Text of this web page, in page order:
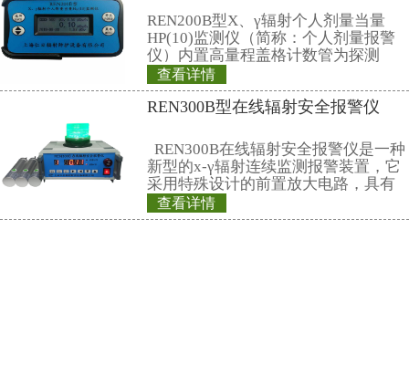
REN500H辐射防护
量(率)仪是监测各
场所的辐射剂量率
足《环境地表γ辐射
中高剂量部分的要
高能γ射线外，还
准确的测量，具有
性。此外通过配套
量管理软件可将存储
查看详情
REN500L型环境
气比释动能率仪
REN500L环境监测
释动能率仪采用超